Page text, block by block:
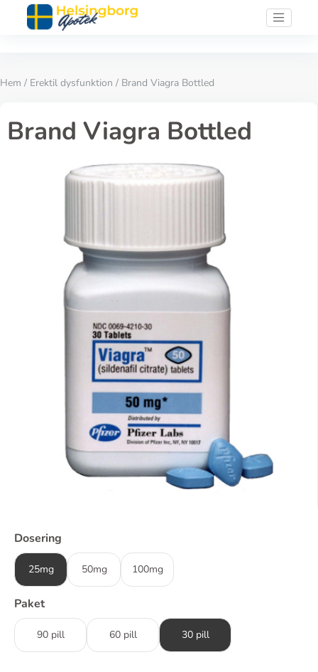
Hem / Erektil dysfunktion / Brand Viagra Bottled
Brand Viagra Bottled
Dosering
25mg 50mg 100mg
Paket
90 pill 60 pill 30 pill